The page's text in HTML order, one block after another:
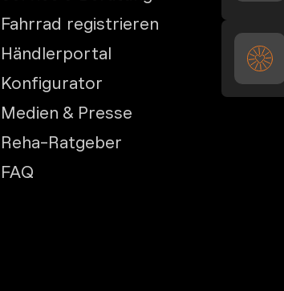
Fahrrad registrieren
Händlerportal
Konfigurator
Medien & Presse
Reha-Ratgeber
FAQ